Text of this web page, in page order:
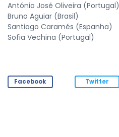
António José Oliveira (Portugal)
Bruno Aguiar (Brasil)
Santiago Caramés (Espanha)
Sofia Vechina (Portugal)
Facebook Twitter